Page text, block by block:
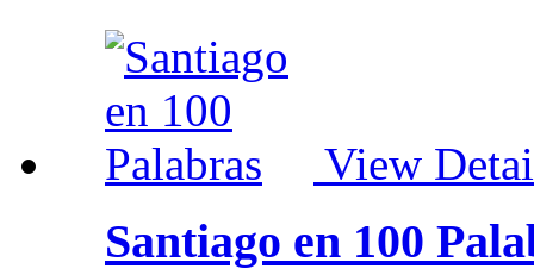
View
Santiago en 100